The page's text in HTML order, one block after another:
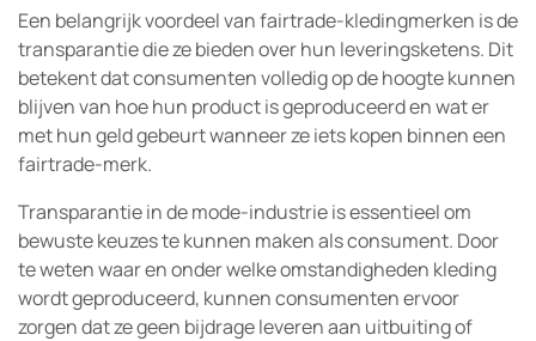
Een belangrijk voordeel van fairtrade-kledingmerken is de
transparantie die ze bieden over hun leveringsketens. Dit
betekent dat consumenten volledig op de hoogte kunnen
blijven van hoe hun product is geproduceerd en wat er
met hun geld gebeurt wanneer ze iets kopen binnen een
fairtrade-merk.
Transparantie in de mode-industrie is essentieel om
bewuste keuzes te kunnen maken als consument. Door
te weten waar en onder welke omstandigheden kleding
wordt geproduceerd, kunnen consumenten ervoor
zorgen dat ze geen bijdrage leveren aan uitbuiting of